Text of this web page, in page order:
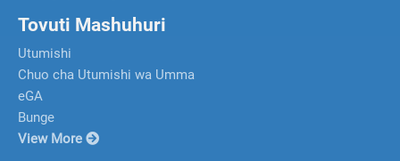
Tovuti Mashuhuri
Utumishi
Chuo cha Utumishi wa Umma
eGA
Bunge
View More